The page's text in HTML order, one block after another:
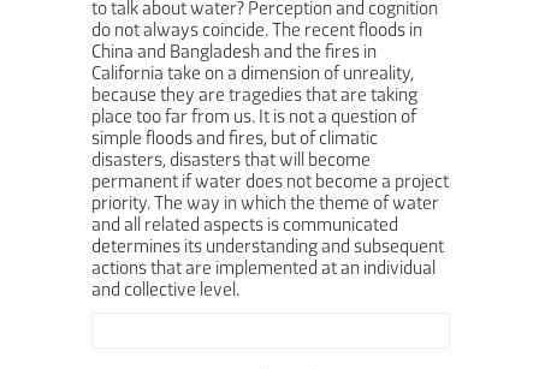
to talk about water?Perception and cognition
do not always coincide. The recent floods in
China and Bangladesh and the fires in
California take on a dimension of unreality,
because they are tragedies that are taking
place too far from us.It is not a question of
simple floods and fires, but of climatic
disasters, disasters that will become
permanent if water does not become a project
priority.The way in which the theme of water
and all related aspects is communicated
determines its understanding and subsequent
actions that are implemented at an individual
and collective level.